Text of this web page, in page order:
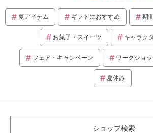
夏アイテム ギフトにおすすめ 期
お菓子・スイーツ キャラク
フェア・キャンペーン ワークショ
夏休み
ショップ検索